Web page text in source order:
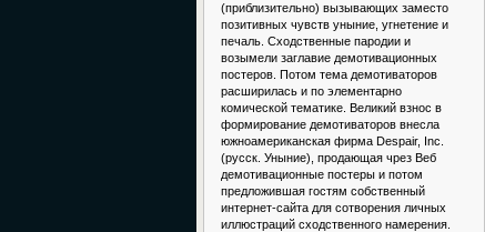
(приблизительно) вызывающих заместо
позитивных чувств уныние, угнетение и
печаль. Сходственные пародии и
возымели заглавие демотивационных
постеров. Потом тема демотиваторов
расширилась и по элементарно
комической тематике. Великий взнос в
формирование демотиваторов внесла
южноамериканская фирма Despair, Inc.
(русск. Уныние), продающая чрез Веб
демотивационные постеры и потом
предложившая гостям собственный
интернет-сайта для сотворения личных
иллюстраций сходственного намерения.